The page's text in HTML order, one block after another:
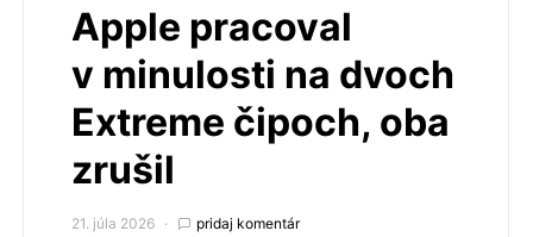
Apple pracoval
v minulosti na dvoch
Extreme čipoch, oba
zrušil
21. júla 2026 pridaj komentár